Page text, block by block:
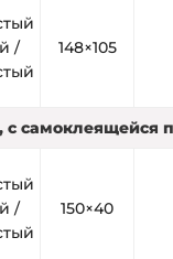
/
148×105
с самоклеящейся
/
150×40